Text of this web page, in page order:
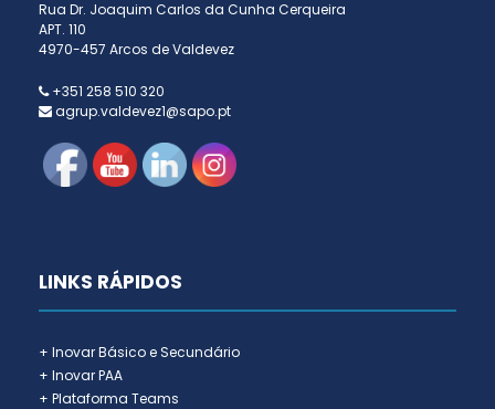
Rua Dr. Joaquim Carlos da Cunha Cerqueira
APT. 110
4970-457 Arcos de Valdevez
+351 258 510 320
agrup.valdevez1@sapo.pt
LINKS RÁPIDOS
+ Inovar Básico e Secundário
+ Inovar PAA
+ Plataforma Teams